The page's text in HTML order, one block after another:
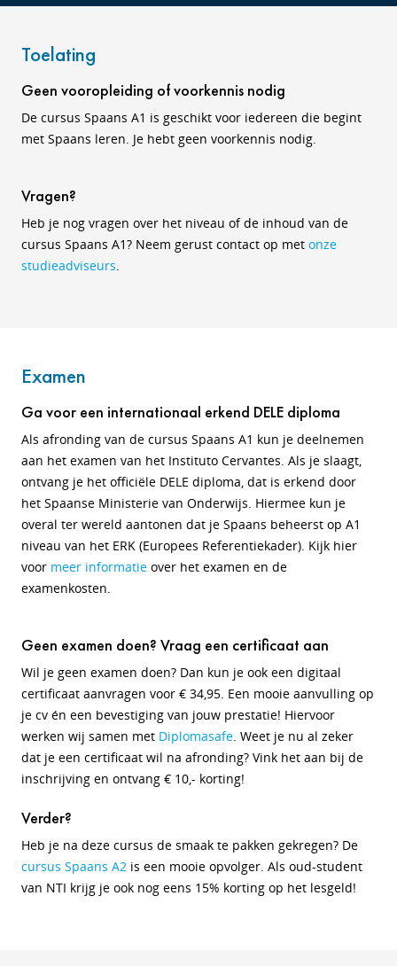
Toelating
Geen vooropleiding of voorkennis nodig
De cursus Spaans A1 is geschikt voor iedereen die begint
met Spaans leren. Je hebt geen voorkennis nodig.
Vragen?
Heb je nog vragen over het niveau of de inhoud van de
cursus Spaans A1? Neem gerust contact op met onze
studieadviseurs.
Examen
Ga voor een internationaal erkend DELE diploma
Als afronding van de cursus Spaans A1 kun je deelnemen
aan het examen van het Instituto Cervantes. Als je slaagt,
ontvang je het officiële DELE diploma, dat is erkend door
het Spaanse Ministerie van Onderwijs. Hiermee kun je
overal ter wereld aantonen dat je Spaans beheerst op A1
niveau van het ERK (Europees Referentiekader). Kijk hier
voor meer informatie over het examen en de
examenkosten.
Geen examen doen? Vraag een certificaat aan
Wil je geen examen doen? Dan kun je ook een digitaal
certificaat aanvragen voor € 34,95. Een mooie aanvulling op
je cv én een bevestiging van jouw prestatie! Hiervoor
werken wij samen met Diplomasafe. Weet je nu al zeker
dat je een certificaat wil na afronding? Vink het aan bij de
inschrijving en ontvang € 10,- korting!
Verder?
Heb je na deze cursus de smaak te pakken gekregen? De
cursus Spaans A2 is een mooie opvolger. Als oud-student
van NTI krijg je ook nog eens 15% korting op het lesgeld!